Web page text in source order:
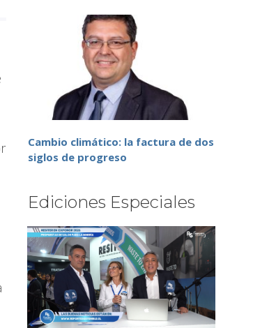
Cambio climático: la factura de dos
siglos de progreso
Ediciones Especiales